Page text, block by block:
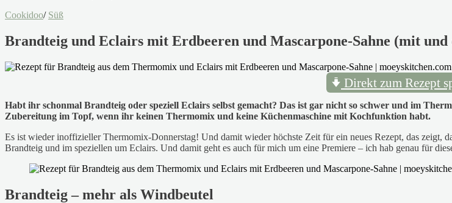
Cookidoo/ Süß
Brandteig und Eclairs mit Erdbeeren und Mascarpone-Sahne (mit
Direkt zum Rezept
Habt ihr schonmal Brandteig oder speziell Eclairs selbst gemacht? Das ist gar nicht so schwer und im
Zubereitung im Topf, wenn ihr keinen Thermomix und keine Küchenmaschine mit Kochfunktion habt.
Es ist wieder inoffizieller Thermomix-Donnerstag! Und damit wieder höchste Zeit für ein neues Rezept, das zeigt,
Brandteig und im speziellen um Eclairs. Und damit geht es auch für mich um eine Premiere – ich hab genau für
Brandteig – mehr als Windbeutel